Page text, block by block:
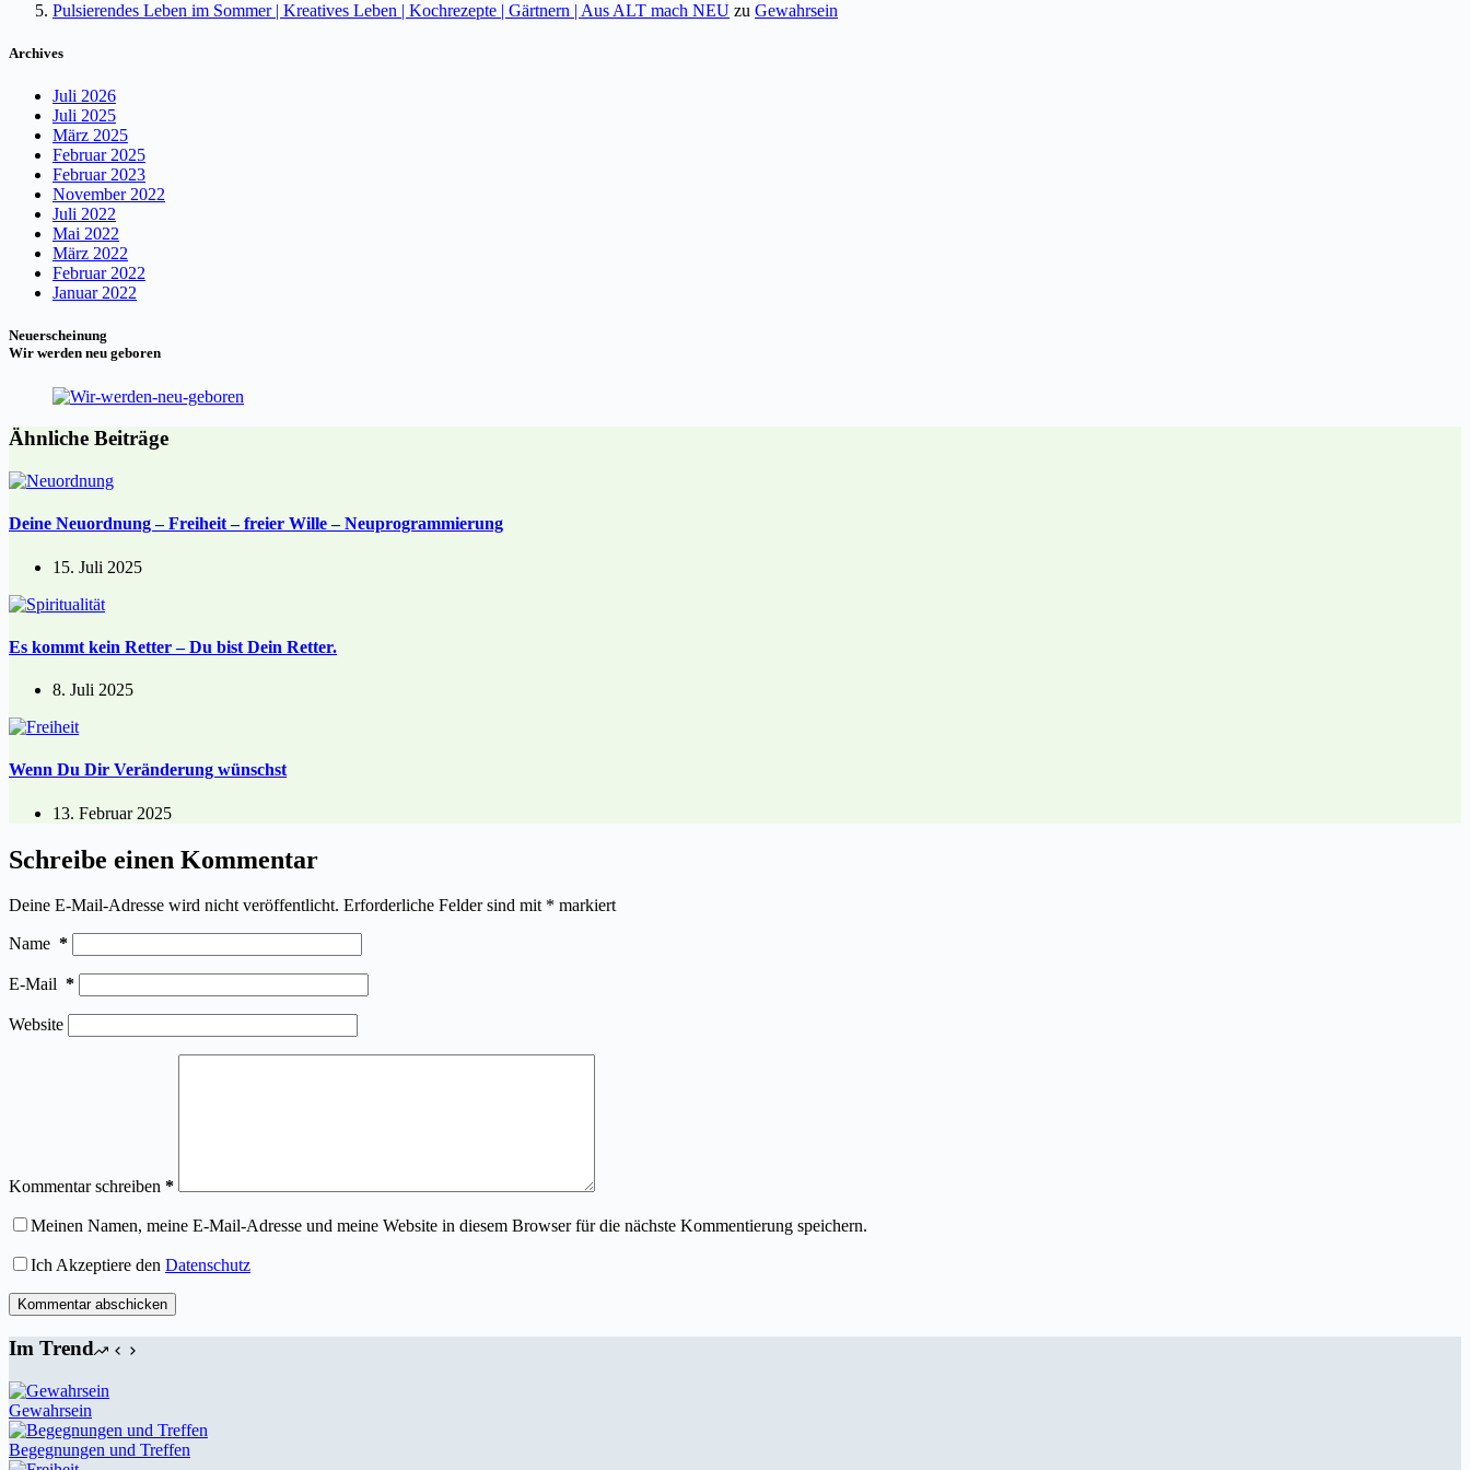
Pulsierendes Leben im Sommer | Kreatives Leben | Kochrezepte | Gärtnern | Aus ALT mach NEU zu Gewahrsein
Archives
Juli 2026
Juli 2025
März 2025
Februar 2025
Februar 2023
November 2022
Juli 2022
Mai 2022
März 2022
Februar 2022
Januar 2022
Neuerscheinung
Wir werden neu geboren
Ähnliche Beiträge
Deine Neuordnung – Freiheit – freier Wille – Neuprogrammierung
15. Juli 2025
Es kommt kein Retter – Du bist Dein Retter.
8. Juli 2025
Wenn Du Dir Veränderung wünschst
13. Februar 2025
Schreibe einen Kommentar
Deine E-Mail-Adresse wird nicht veröffentlicht. Erforderliche Felder sind mit * markiert
Name *
E-Mail *
Website
Kommentar schreiben *
Meinen Namen, meine E-Mail-Adresse und meine Website in diesem Browser für die nächste Kommentierung speichern.
Ich Akzeptiere den Datenschutz
Kommentar abschicken
Im Trend
Gewahrsein
Begegnungen und Treffen